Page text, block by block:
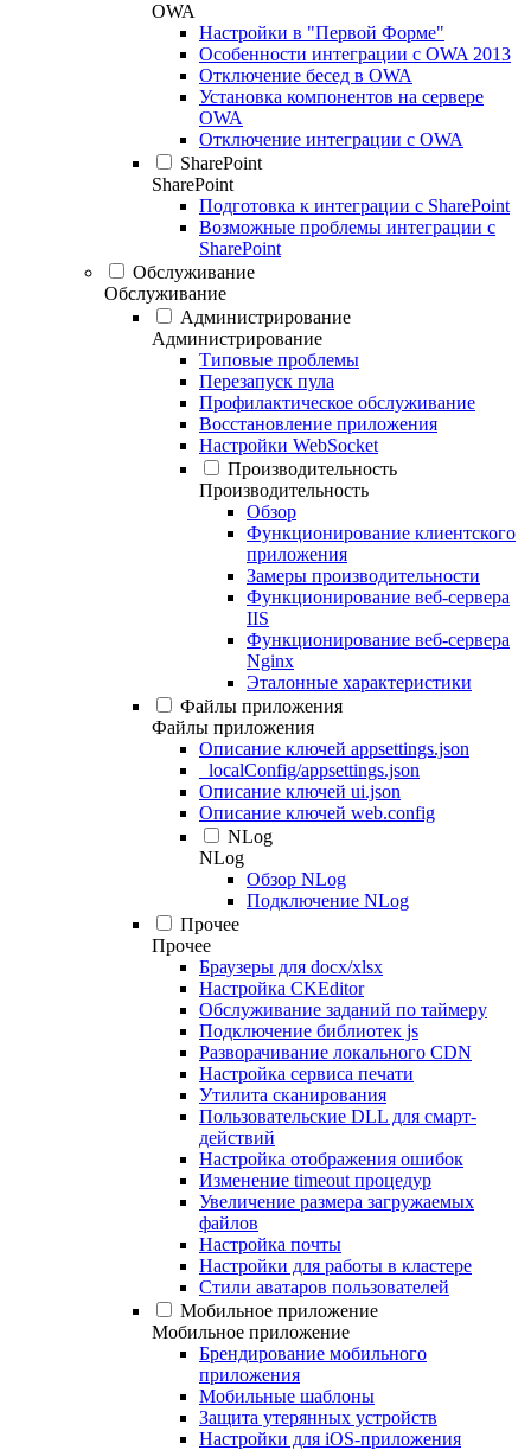
OWA
Настройки в "Первой Форме"
Особенности интеграции с OWA 2013
Отключение бесед в OWA
Установка компонентов на сервере
OWA
Отключение интеграции с OWA
SharePoint
SharePoint
Подготовка к интеграции с SharePoint
Возможные проблемы интеграции с
SharePoint
Обслуживание
Обслуживание
Администрирование
Администрирование
Типовые проблемы
Перезапуск пула
Профилактическое обслуживание
Восстановление приложения
Настройки WebSocket
Производительность
Производительность
Обзор
Функционирование клиентского
приложения
Замеры производительности
Функционирование веб-сервера
IIS
Функционирование веб-сервера
Nginx
Эталонные характеристики
Файлы приложения
Файлы приложения
Описание ключей appsettings.json
_localConfig/appsettings.json
Описание ключей ui.json
Описание ключей web.config
NLog
NLog
Обзор NLog
Подключение NLog
Прочее
Прочее
Браузеры для docx/xlsx
Настройка CKEditor
Обслуживание заданий по таймеру
Подключение библиотек js
Разворачивание локального CDN
Настройка сервиса печати
Утилита сканирования
Пользовательские DLL для смарт-
действий
Настройка отображения ошибок
Изменение timeout процедур
Увеличение размера загружаемых
файлов
Настройка почты
Настройки для работы в кластере
Стили аватаров пользователей
Мобильное приложение
Мобильное приложение
Брендирование мобильного
приложения
Мобильные шаблоны
Защита утерянных устройств
Настройки для iOS-приложения